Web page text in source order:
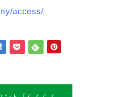
access/